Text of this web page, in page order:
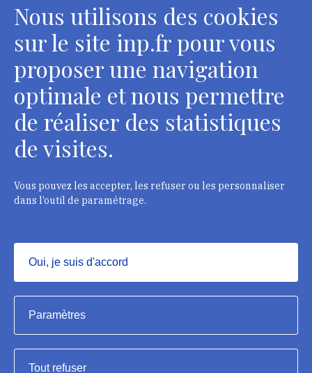
2 rue Vivienne - 75002 Paris
Tél. : + 33 1 44 41 16 41
Contacts
Département des restaurateurs
124 rue Henri Barbusse - 93300 Aubervilliers
Contacts
Institut national du patrimoine, 2023
Mentions légales
Nous utilisons des cookies
sur le site inp.fr pour vous
proposer une navigation
optimale et nous permettre
de réaliser des statistiques
de visites.
Vous pouvez les accepter, les refuser ou les personnaliser
dans l’outil de paramétrage.
Oui, je suis d'accord
Masquer
Paramètres
Tout refuser